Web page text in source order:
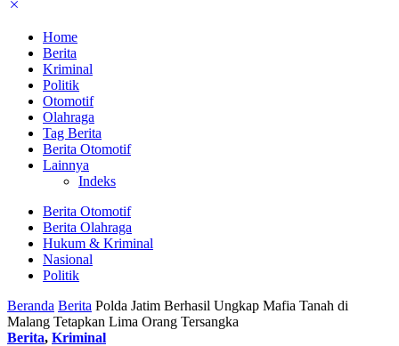
Home
Berita
Kriminal
Politik
Otomotif
Olahraga
Tag Berita
Berita Otomotif
Lainnya
Indeks
Berita Otomotif
Berita Olahraga
Hukum & Kriminal
Nasional
Politik
Beranda Berita Polda Jatim Berhasil Ungkap Mafia Tanah di
Malang Tetapkan Lima Orang Tersangka
Berita, Kriminal